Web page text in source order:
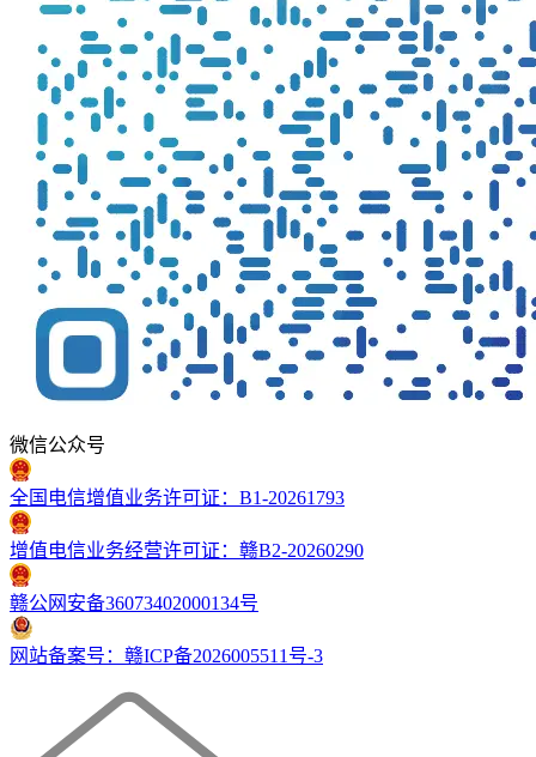
微信公众号
全国电信增值业务许可证：B1-20261793
增值电信业务经营许可证：赣B2-20260290
赣公网安备36073402000134号
网站备案号：赣ICP备2026005511号-3